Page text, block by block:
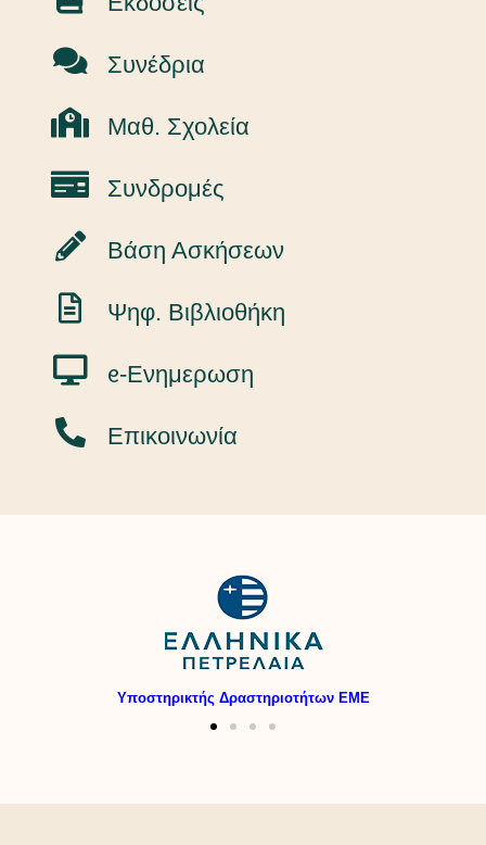
Συνέδρια
Μαθ. Σχολεία
Συνδρομές
Βάση Ασκήσεων
Ψηφ. Βιβλιοθήκη
ᧉ-Ενημερωση
Επικοινωνία
Υποστηρικτής Δραστηριοτήτων ΕΜΕ